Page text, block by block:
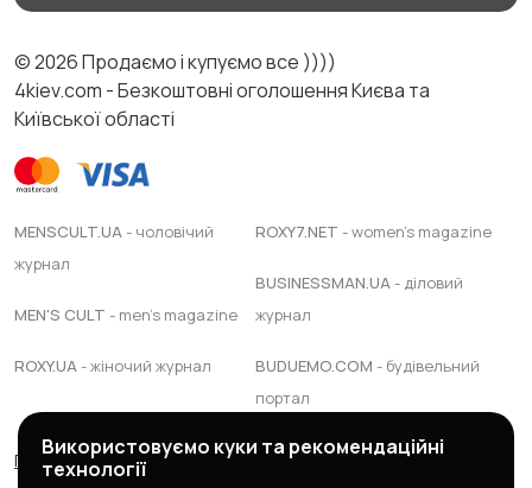
© 2026 Продаємо і купуємо все ))))
4kiev.com - Безкоштовні оголошення Києва та
Київської області
MENSCULT.UA- чоловічий
журнал
MEN'S CULT - men's magazine
ROXY.UA- жіночий журнал
ROXY7.NET - women's magazine
BUSINESSMAN.UA- діловий
журнал
BUDUEMO.COM - будівельний
портал
Правила сервісу Політика конфіденційності
Використовуємо куки та рекомендаційні
технології